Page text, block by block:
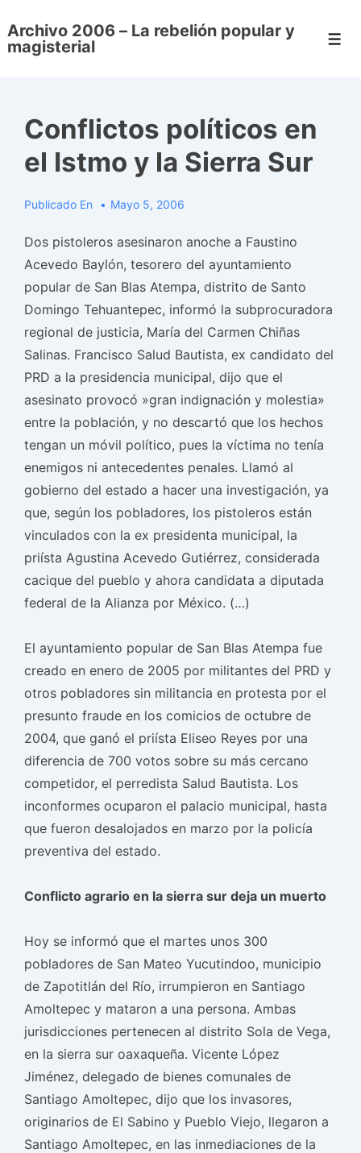
Saltar
al
Archivo 2006 – La rebelión popular y
magisterial
Conflictos políticos en
el Istmo y la Sierra Sur
Publicado En Mayo 5, 2006
Dos pistoleros asesinaron anoche a Faustino
Acevedo Baylón, tesorero del ayuntamiento
popular de San Blas Atempa, distrito de Santo
Domingo Tehuantepec, informó la subprocuradora
regional de justicia, María del Carmen Chiñas
Salinas. Francisco Salud Bautista, ex candidato del
PRD a la presidencia municipal, dijo que el
asesinato provocó »gran indignación y molestia»
entre la población, y no descartó que los hechos
tengan un móvil político, pues la víctima no tenía
enemigos ni antecedentes penales. Llamó al
gobierno del estado a hacer una investigación, ya
que, según los pobladores, los pistoleros están
vinculados con la ex presidenta municipal, la
priísta Agustina Acevedo Gutiérrez, considerada
cacique del pueblo y ahora candidata a diputada
federal de la Alianza por México. (…)
El ayuntamiento popular de San Blas Atempa fue
creado en enero de 2005 por militantes del PRD y
otros pobladores sin militancia en protesta por el
presunto fraude en los comicios de octubre de
2004, que ganó el priísta Eliseo Reyes por una
diferencia de 700 votos sobre su más cercano
competidor, el perredista Salud Bautista. Los
inconformes ocuparon el palacio municipal, hasta
que fueron desalojados en marzo por la policía
preventiva del estado.
Conflicto agrario en la sierra sur deja un muerto
Hoy se informó que el martes unos 300
pobladores de San Mateo Yucutindoo, municipio
de Zapotitlán del Río, irrumpieron en Santiago
Amoltepec y mataron a una persona. Ambas
jurisdicciones pertenecen al distrito Sola de Vega,
en la sierra sur oaxaqueña. Vicente López
Jiménez, delegado de bienes comunales de
Santiago Amoltepec, dijo que los invasores,
originarios de El Sabino y Pueblo Viejo, llegaron a
Santiago Amoltepec, en las inmediaciones de la